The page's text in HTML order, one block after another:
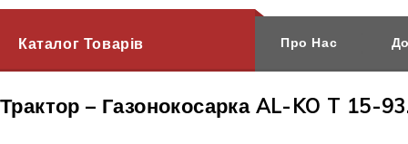
Каталог Товарів Про Нас
Трактор – Газонокосарка AL-KO T 15-